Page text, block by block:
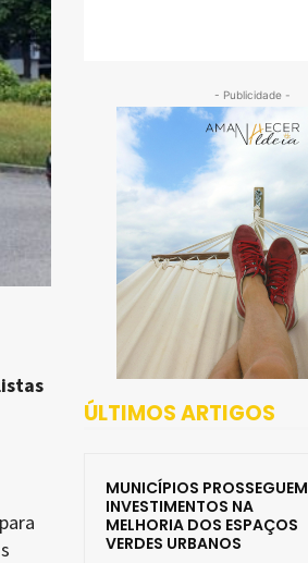
- Publicidade -
ÚLTIMOS ARTIGOS
MUNICÍPIOS PROSSEGUEM
INVESTIMENTOS NA
MELHORIA DOS ESPAÇOS
VERDES URBANOS